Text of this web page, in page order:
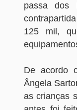
passa
125 mil,
De acordo
Ângela
as crianças